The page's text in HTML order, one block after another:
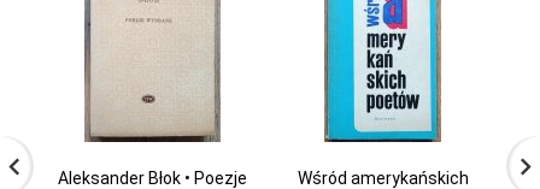
Aleksander Błok • Poezje
Wśród amerykańskich